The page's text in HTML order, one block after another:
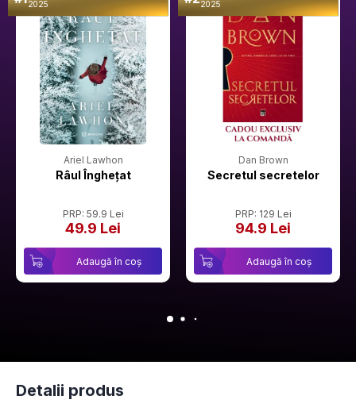
2025
Ariel Lawhon
Râul Înghețat
PRP: 59.9 Lei
49.9 Lei
Adaugă în coș
2025
Dan Brown
Secretul secretelor
PRP: 129 Lei
94.9 Lei
Adaugă în coș
Detalii produs